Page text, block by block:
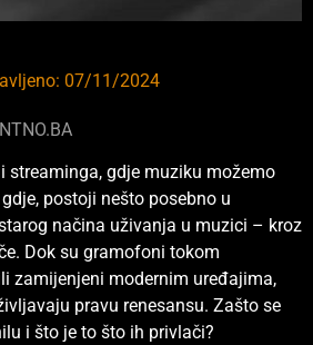
07/11/2024
streaminga, gdje muziku možemo
postoji nešto posebno u
načina uživanja u muzici – kroz
Dok su gramofoni tokom
zamijenjeni modernim uređajima,
pravu renesansu. Zašto se
i što je to što ih privlači?